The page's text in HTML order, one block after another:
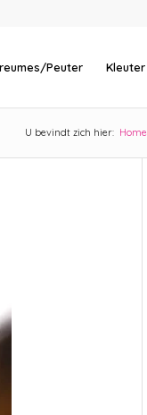
Peuter Kleuter
U bevindt zich hier: Home